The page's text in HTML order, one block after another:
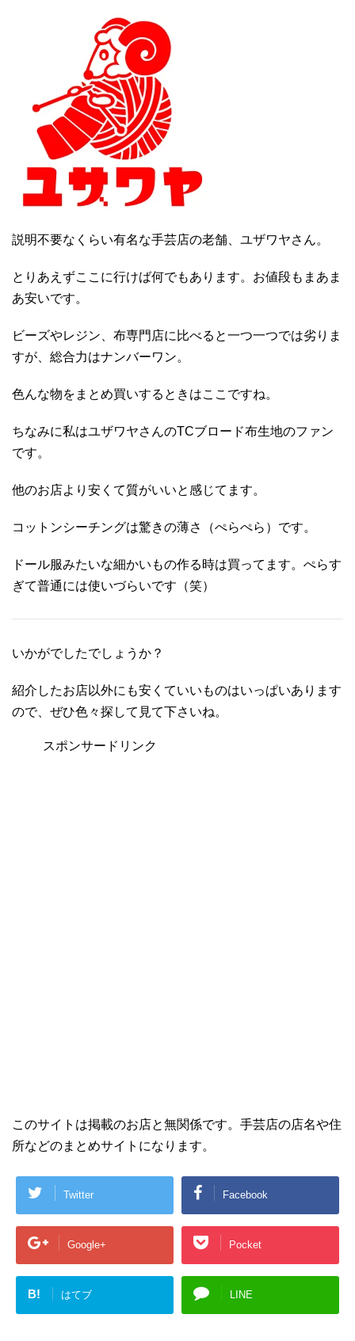
説明不要なくらい有名な手芸店の老舗、ユザワヤさん。
とりあえずここに行けば何でもあります。お値段もまあま
あ安いです。
ビーズやレジン、布専門店に比べると一つ一つでは劣りま
すが、総合力はナンバーワン。
色んな物をまとめ買いするときはここですね。
ちなみに私はユザワヤさんのTCブロード布生地のファン
です。
他のお店より安くて質がいいと感じてます。
コットンシーチングは驚きの薄さ（ぺらぺら）です。
ドール服みたいな細かいもの作る時は買ってます。ぺらす
ぎて普通には使いづらいです（笑）
いかがでしたでしょうか？
紹介したお店以外にも安くていいものはいっぱいあります
ので、ぜひ色々探して見て下さいね。
スポンサードリンク
このサイトは掲載のお店と無関係です。手芸店の店名や住
所などのまとめサイトになります。
Twitter Facebook
Google+ Pocket
B! はてブ LINE